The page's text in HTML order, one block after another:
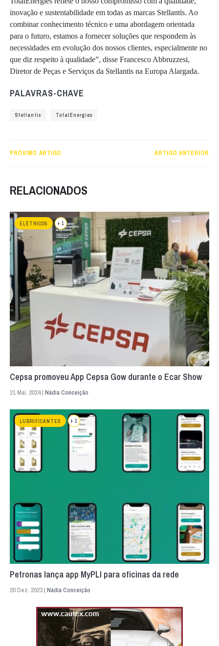
inovação e sustentabilidade em todas as marcas Stellantis. Ao
combinar conhecimento técnico e uma abordagem orientada
para o futuro, estamos a fornecer soluções que respondem às
necessidades em evolução dos nossos clientes, especialmente no
que diz respeito à qualidade”, disse Francesco Abbruzzesi,
Diretor de Peças e Serviços da Stellantis na Europa Alargada.
PALAVRAS-CHAVE
Stellantis TotalEnergies
PRÓXIMO ARTIGO ARTIGO ANTERIOR
RELACIONADOS
ELÉTRICOS + 1
Cepsa promoveu App Cepsa Gow durante o Ecar Show
21 Mai. 2024 | Nádia Conceição
LUBRIFICANTES + 1
Petronas lança app MyPLI para oficinas da rede
20 Dez. 2023 | Nádia Conceição